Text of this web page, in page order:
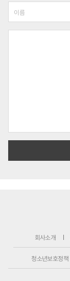
회사소개
청소년보호정책